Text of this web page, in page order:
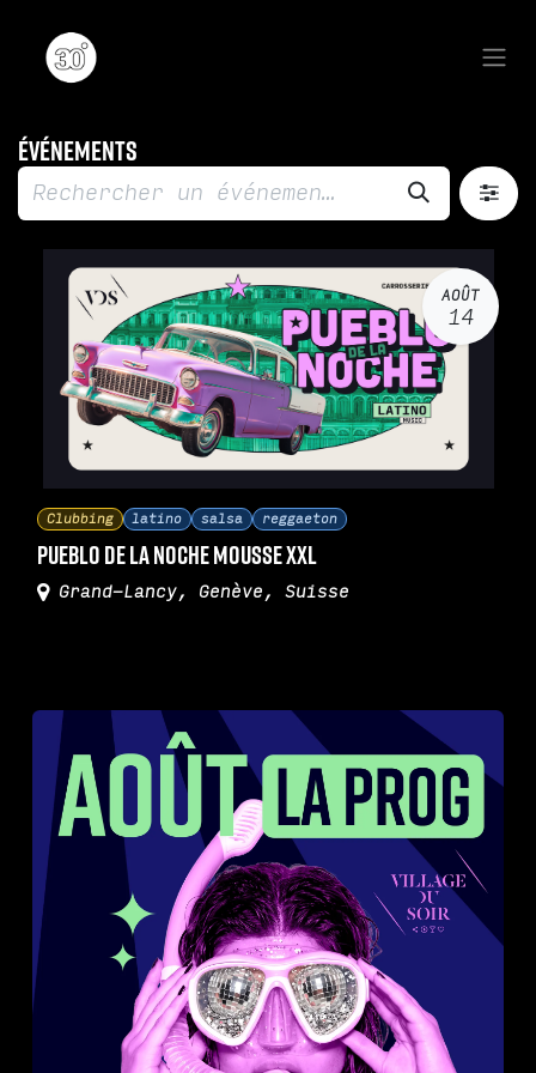
Événements
AOÛT
14
Clubbing latino salsa reggaeton
Pueblo de la Noche Mousse XXL
Grand-Lancy, Genève, Suisse